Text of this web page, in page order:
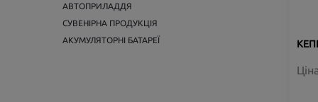
АВТОПРИЛАДДЯ
СУВЕНІРНА ПРОДУКЦІЯ
АКУМУЛЯТОРНІ БАТАРЕЇ